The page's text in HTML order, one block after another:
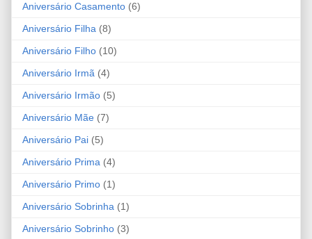
Aniversário Casamento (6)
Aniversário Filha (8)
Aniversário Filho (10)
Aniversário Irmã (4)
Aniversário Irmão (5)
Aniversário Mãe (7)
Aniversário Pai (5)
Aniversário Prima (4)
Aniversário Primo (1)
Aniversário Sobrinha (1)
Aniversário Sobrinho (3)